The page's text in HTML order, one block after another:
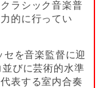
ラシック音楽普
的に行ってい
を音楽監督に迎
びに芸術的水準
表する室内合奏